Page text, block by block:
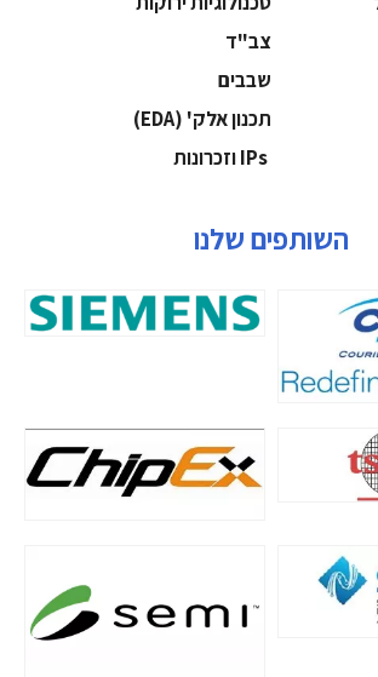
‫צב"ד‬
‫שבבים‬
‫תכנון אלק' (‪(EDA‬‬
השותפים שלנו